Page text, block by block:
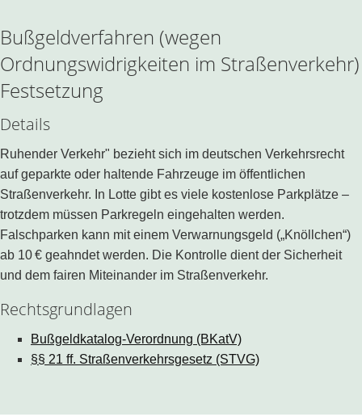
Bußgeldverfahren (wegen
Ordnungswidrigkeiten im Straßenverkehr)
Festsetzung
Details
Ruhender Verkehr" bezieht sich im deutschen Verkehrsrecht
auf geparkte oder haltende Fahrzeuge im öffentlichen
Straßenverkehr. In Lotte gibt es viele kostenlose Parkplätze –
trotzdem müssen Parkregeln eingehalten werden.
Falschparken kann mit einem Verwarnungsgeld („Knöllchen“)
ab 10 € geahndet werden. Die Kontrolle dient der Sicherheit
und dem fairen Miteinander im Straßenverkehr.
Rechtsgrundlagen
Bußgeldkatalog-Verordnung (BKatV)
§§ 21 ff. Straßenverkehrsgesetz (STVG)